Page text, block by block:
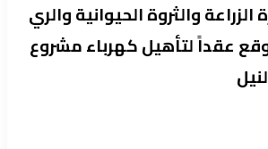
الزراعة والثروة الحيوانية والري
عقداً لتأهيل كهرباء مشروع